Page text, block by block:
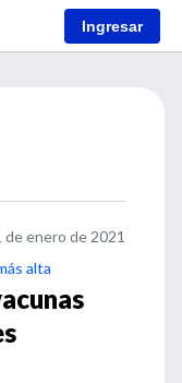
Ingresar
de enero de 2021
alta